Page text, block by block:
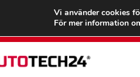
FRAKT från
Vi använder cookies
För mer information